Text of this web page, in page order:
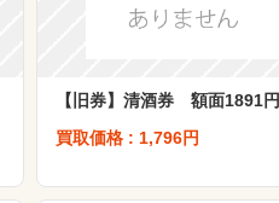
【旧券】清酒券 額面1891円
買取価格 : 1,796円